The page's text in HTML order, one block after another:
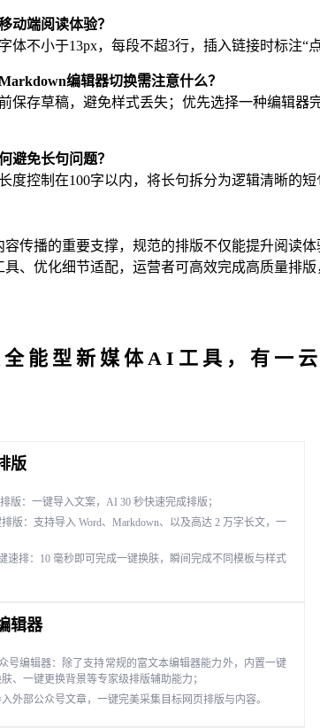
动端阅读体验？
体不小于13px，每段不超3行，插入链接时标注“
编辑器切换需注意什么？
保存草稿，避免样式丢失；优先选择一种编辑器
避免长句问题？
度控制在100字以内，将长句拆分为逻辑清晰的
容传播的重要支撑，规范的排版不仅能提升阅读
具、优化细节适配，运营者可高效完成高质量排版
能型新媒体AI工具，有一
版
版：一键导入文案，AI 30 秒快速完成排版；
版：支持导入 Word、Markdown、以及高达 2 万字长文，一
速排：10 毫秒即可完成一键换肤，瞬间完成不同模板与样式
辑器
号编辑器：除了支持常规的富文本编辑器能力外，内置一键
、一键更换背景等专家级排版辅助能力；
外部公众号文章，一键完美采集目标网页排版与内容。